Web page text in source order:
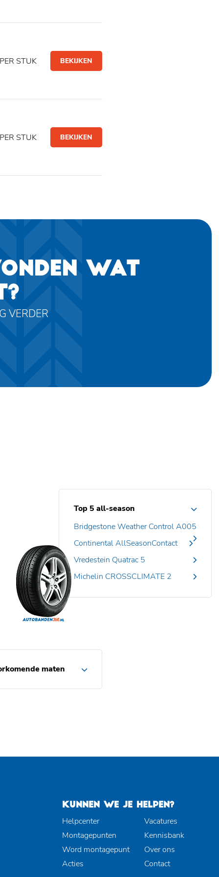
PER STUK BEKIJKEN
PER STUK BEKIJKEN
WAT
VERDER
Top 5 all-season
Bridgestone Weather Control A005
Continental AllSeasonContact
Vredestein Quatrac 5
Michelin CROSSCLIMATE 2
maten
KUNNEN WE JE HELPEN?
Helpcenter
Montagepunten
Word montagepunt
Acties
Vacatures
Kennisbank
Over ons
Contact